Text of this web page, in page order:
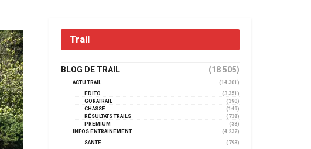
Trail
BLOG DE TRAIL (18 505)
ACTU TRAIL
(14 301)
EDITO
(3 351)
GORATRAIL
(390)
CHASSE
(149)
RÉSULTATS TRAILS
(738)
PREMIUM
(38)
INFOS ENTRAINEMENT
(4 232)
SANTÉ
(793)